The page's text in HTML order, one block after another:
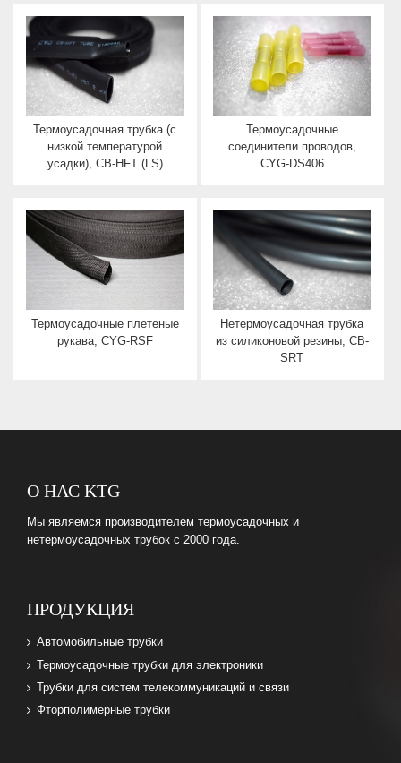
Термоусадочная трубка (с
низкой температурой
усадки), CB-HFT (LS)
Термоусадочные
соединители проводов,
CYG-DS406
Термоусадочные плетеные
рукава, CYG-RSF
Нетермоусадочная трубка
из силиконовой резины, CB-
SRT
О НАС KTG
Мы являемся производителем термоусадочных и
нетермоусадочных трубок с 2000 года.
ПРОДУКЦИЯ
Автомобильные трубки
Термоусадочные трубки для электроники
Трубки для систем телекоммуникаций и связи
Фторполимерные трубки